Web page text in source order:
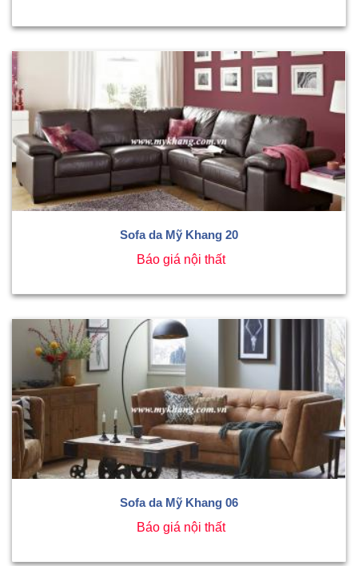
Sofa da Mỹ Khang 20
Báo giá nội thất
Sofa da Mỹ Khang 06
Báo giá nội thất